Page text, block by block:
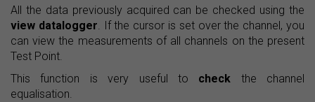
All the data previously acquired can be checked using the
view datalogger. If the cursor is set over the channel, you
can view the measurements of all channels on the present
Test Point.
This function is very useful to check the channel
equalisation.